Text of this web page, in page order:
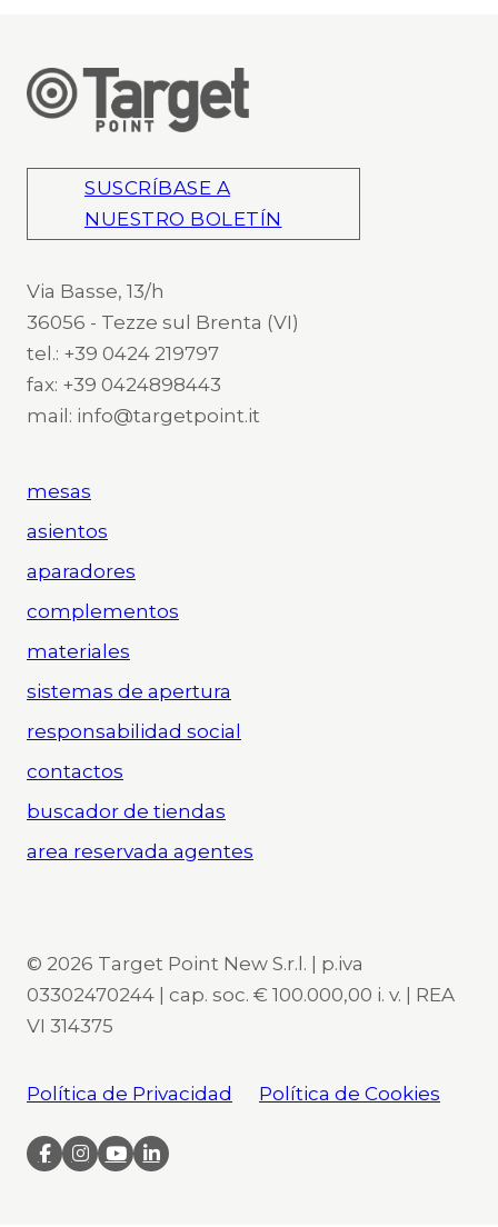
SUSCRÍBASE A
NUESTRO BOLETÍN
Via Basse, 13/h
36056 - Tezze sul Brenta (VI)
tel.: +39 0424 219797
fax: +39 0424898443
mail: info@targetpoint.it
mesas
asientos
aparadores
complementos
materiales
sistemas de apertura
responsabilidad social
contactos
buscador de tiendas
area reservada agentes
© 2026 Target Point New S.r.l. | p.iva
03302470244 | cap. soc. € 100.000,00 i. v. | REA
VI 314375
Política de Privacidad Política de Cookies